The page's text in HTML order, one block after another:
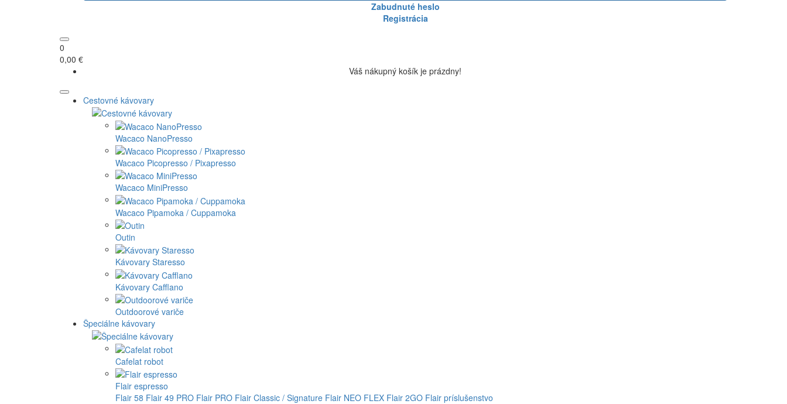
Zabudnuté heslo
Registrácia
0
0,00 €
Váš nákupný košík je prázdny!
Cestovné kávovary
Wacaco NanoPresso
Wacaco Picopresso / Pixapresso
Wacaco MiniPresso
Wacaco Pipamoka / Cuppamoka
Outin
Kávovary Staresso
Kávovary Cafflano
Outdoorové variče
Špeciálne kávovary
Cafelat robot
Flair espresso
Flair 58 Flair 49 PRO Flair PRO Flair Classic / Signature Flair NEO FLEX Flair 2GO Flair príslušenstvo